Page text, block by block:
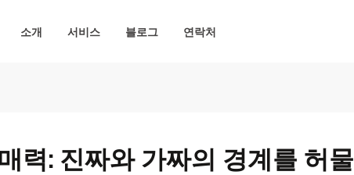
소개 서비스 블로그 연락처
력: 진짜와 가짜의 경계를 허물